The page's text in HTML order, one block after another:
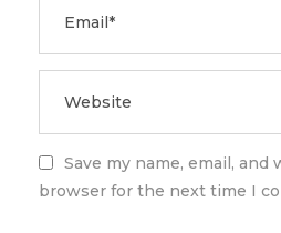
Save my name, email,
browser for the next time I